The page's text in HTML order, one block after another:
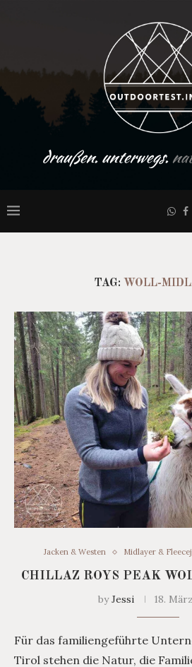
draußen. unterwegs.
TAG: WOLL-
Jacken & Westen Midlayer &
CHILLAZ ROYS PEAK
byJessi 18.
Für das familiengeführte
Tirol stehen die Natur, die